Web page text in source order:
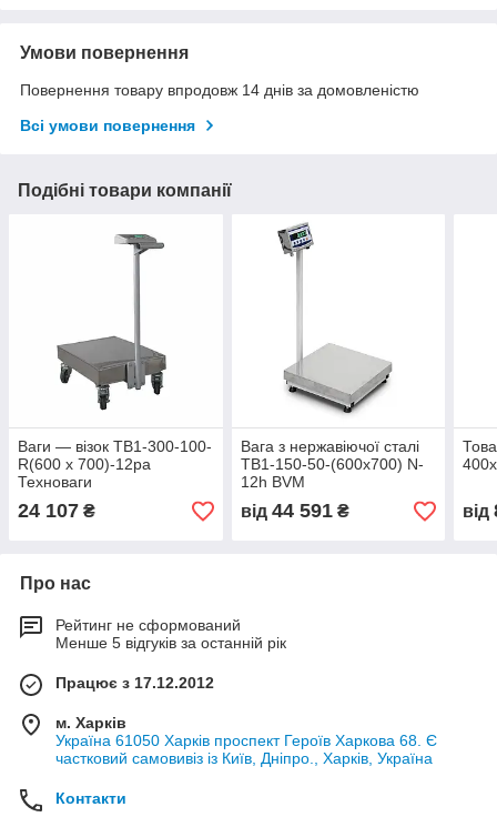
Умови повернення
Повернення товару впродовж 14 днів за домовленістю
Всі умови повернення
Подібні товари компанії
Ваги — візок ТВ1-300-100-
R(600 х 700)-12ра
Техноваги
24 107 ₴
Вага з нержавіючої сталі
ТВ1-150-50-(600x700) N-
12h BVM
від 44 591₴ від
Про нас
Рейтинг не сформований
Менше 5 відгуків за останній рік
Працює з 17.12.2012
м. Харків
Україна 61050 Харків проспект Героїв Харкова 68. Є
частковий самовивіз із Київ, Дніпро., Харків, Україна
Контакти